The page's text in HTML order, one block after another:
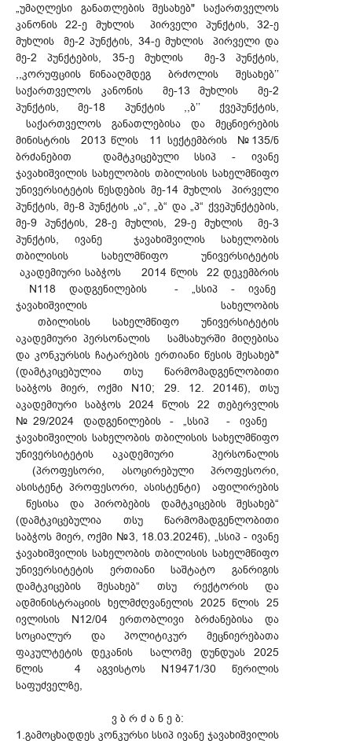
„უმაღლესი განათლების შესახებ" საქართველოს
კანონის 22-ე მუხლის პირველი პუნქტის, 32-ე
მუხლის მე-2 პუნქტის, 34-ე მუხლის პირველი და
მე-2 პუნქტების, 35-ე მუხლის მე-3 პუნქტის,
,,კორუფციის წინააღმდეგ ბრძოლის შესახებ’’
საქართველოს კანონის მე-13 მუხლის მე-2
პუნქტის, მე-18 პუნქტის ,,ბ’’ ქვეპუნქტის,
საქართველოს განათლებისა და მეცნიერების
მინისტრის 2013 წლის 11 სექტემბრის №135/ნ
ბრძანებით დამტკიცებული სსიპ - ივანე
ჯავახიშვილის სახელობის თბილისის სახელმწიფო
უნივერსიტეტის წესდების მე-14 მუხლის პირველი
პუნქტის, მე-8 პუნქტის „ა“, „ბ“ და „პ“ ქვეპუნქტების,
მე-9 პუნქტის, 28-ე მუხლის, 29-ე მუხლის მე-3
პუნქტის, ივანე ჯავახიშვილის სახელობის
თბილისის სახელმწიფო უნივერსიტეტის
აკადემიური საბჭოს 2014 წლის 22 დეკემბრის
N118 დადგენილების - „სსიპ - ივანე
ჯავახიშვილის სახელობის
თბილისის სახელმწიფო უნივერსიტეტის
აკადემიური პერსონალის სამსახურში მიღებისა
და კონკურსის ჩატარების ერთიანი წესის შესახებ"
(დამტკიცებულია თსუ წარმომადგენლობითი
საბჭოს მიერ, ოქმი N10; 29. 12. 2014წ), თსუ
აკადემიური საბჭოს 2024 წლის 22 თებერვლის
№29/2024 დადგენილების - „სსიპ - ივანე
ჯავახიშვილის სახელობის თბილისის სახელმწიფო
უნივერსიტეტის აკადემიური პერსონალის
(პროფესორი, ასოცირებული პროფესორი,
ასისტენტ პროფესორი, ასისტენტი) აფილირების
წესისა და პირობების დამტკიცების შესახებ“
(დამტკიცებულია თსუ წარმომადგენლობითი
საბჭოს მიერ, ოქმი №3, 18.03.2024წ), „სსიპ - ივანე
ჯავახიშვილის სახელობის თბილისის სახელმწიფო
უნივერსიტეტის ერთიანი საშტატო განრიგის
დამტკიცების შესახებ“ თსუ რექტორის და
ადმინისტრაციის ხელმძღვანელის 2025 წლის 25
ივლისის N12/04 ერთობლივი ბრძანებისა და
სოციალურ და პოლიტიკურ მეცნიერებათა
ფაკულტეტის დეკანის სალომე დუნდუას 2025
წლის 4 აგვისტოს N19471/30 წერილის
საფუძველზე,
ვ ბ რ ძ ა ნ ე ბ:
1.გამოცხადდეს კონკურსი სსიპ ივანე ჯავახიშვილის